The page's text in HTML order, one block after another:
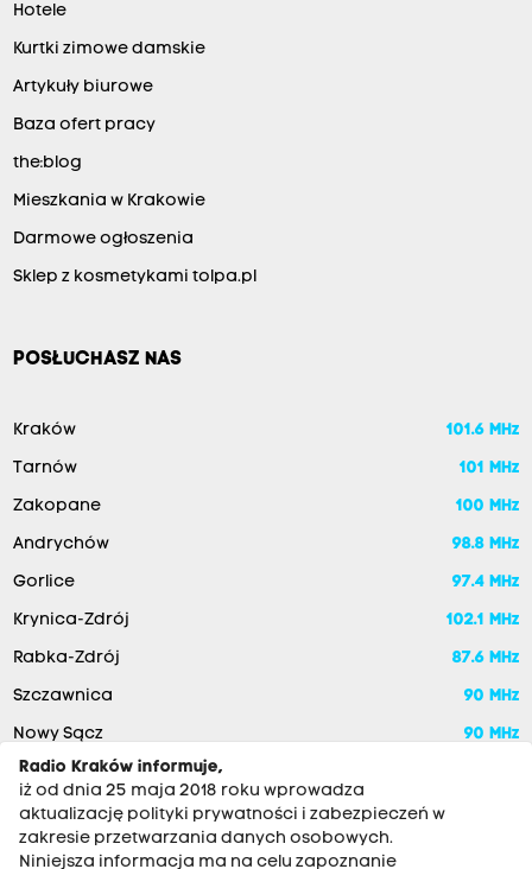
Hotele
Kurtki zimowe damskie
Artykuły biurowe
Baza ofert pracy
the:blog
Mieszkania w Krakowie
Darmowe ogłoszenia
Sklep z kosmetykami tolpa.pl
POSŁUCHASZ NAS
Kraków 101.6 MHz
Tarnów 101 MHz
Zakopane 100 MHz
Andrychów 98.8 MHz
Gorlice 97.4 MHz
Krynica-Zdrój 102.1 MHz
Rabka-Zdrój 87.6 MHz
Szczawnica 90 MHz
Nowy Sącz
90 MHz
Radio Kraków informuje,
iż od dnia 25 maja 2018 roku wprowadza
aktualizację polityki prywatności i zabezpieczeń w
zakresie przetwarzania danych osobowych.
Niniejsza informacja ma na celu zapoznanie